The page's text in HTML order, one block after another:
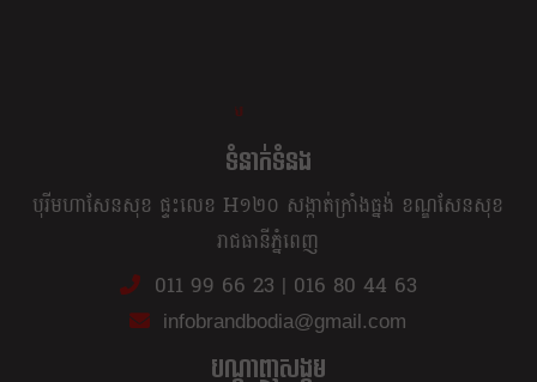
ខ្លឹម ខ្លី រហ័ស
ទំនាក់ទំនង
បុរីមហាសែនសុខ ផ្ទះលេខ H១២០ សង្កាត់ក្រាំងធ្នង់ ខណ្ឌសែនសុខ
រាជធានីភ្នំពេញ
011 99 66 23 | 016 80 44 63
infobrandbodia@gmail.com
បណ្ដាញសង្គម